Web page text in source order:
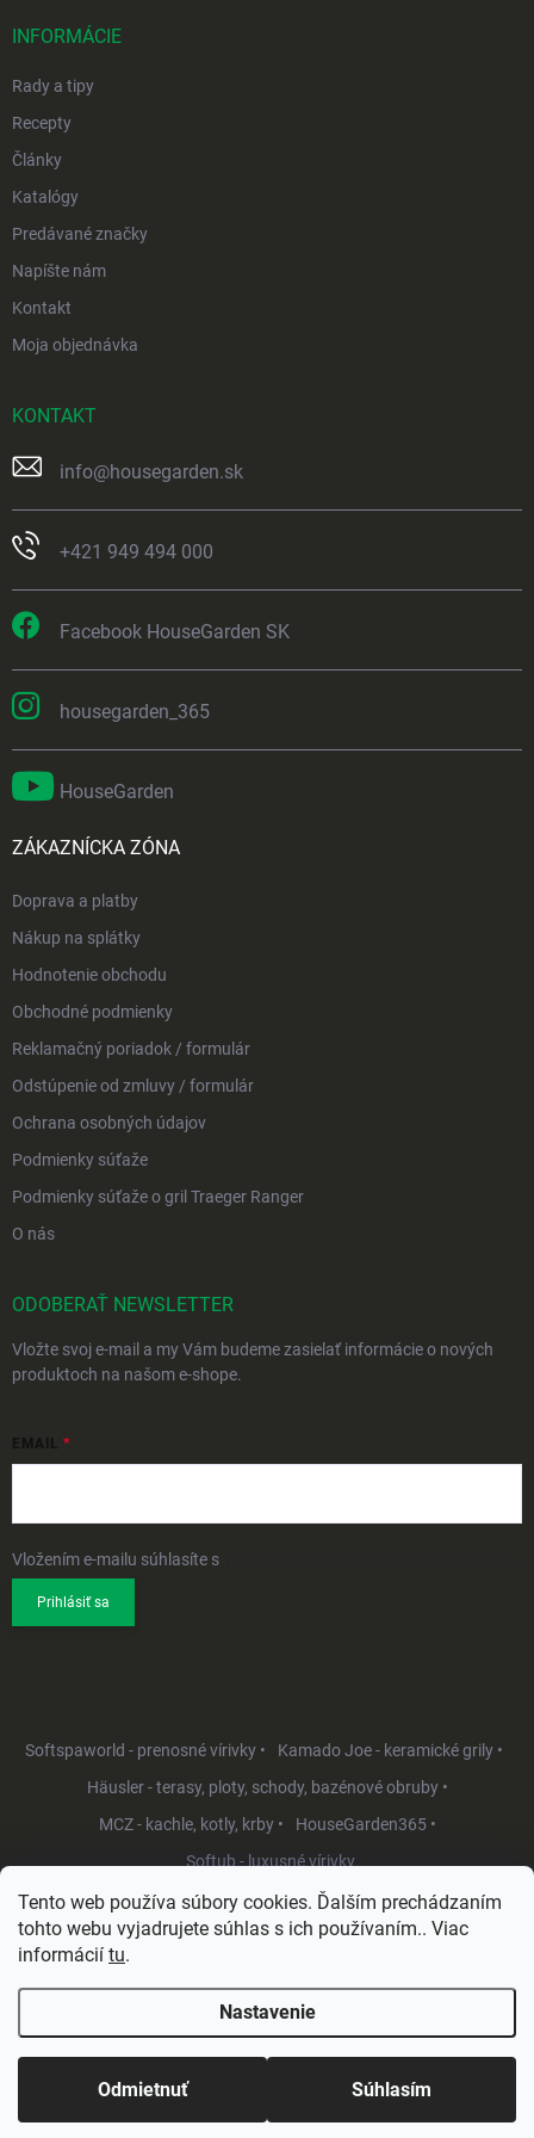
Tento web používa súbory cookies. Ďalším prechádzaním
tohto webu vyjadrujete súhlas s ich používaním.. Viac
informácií tu.
Nastavenie
Odmietnuť Súhlasím
INFORMÁCIE
Rady a tipy
Recepty
Články
Katalógy
Predávané značky
Napíšte nám
Kontakt
Moja objednávka
KONTAKT
info@housegarden.sk
+421 949 494 000
Facebook HouseGarden SK
housegarden_365
HouseGarden
ZÁKAZNÍCKA ZÓNA
Doprava a platby
Nákup na splátky
Hodnotenie obchodu
Obchodné podmienky
Reklamačný poriadok / formulár
Odstúpenie od zmluvy / formulár
Ochrana osobných údajov
Podmienky súťaže
Podmienky súťaže o gril Traeger Ranger
O nás
ODOBERAŤ NEWSLETTER
Vložte svoj e-mail a my Vám budeme zasielať informácie o nových
produktoch na našom e-shope.
EMAIL
Vložením e-mailu súhlasíte s
Prihlásiť sa
Softspaworld - prenosné vírivky •
Kamado Joe - keramické grily •
Häusler - terasy, ploty, schody, bazénové obruby •
MCZ - kachle, kotly, krby •
HouseGarden365 •
Softub - luxusné vírivky
Vytvoril Shoptet
Copyright 2026HouseGarden.sk. Všetky práva vyhradené.Upraviť